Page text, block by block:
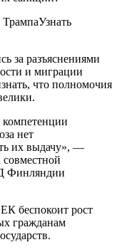
за разъяснениями
и миграции
что полномочия
компетенции
нет
их выдачу», —
совместной
Финляндии
беспокоит рост
гражданам